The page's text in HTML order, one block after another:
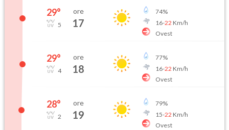
29°
5
ore
17
74%
16-22 Km/h
Ovest
29°
4
ore
18
77%
16-22 Km/h
Ovest
28°
2
ore
19
79%
15-22 Km/h
Ovest